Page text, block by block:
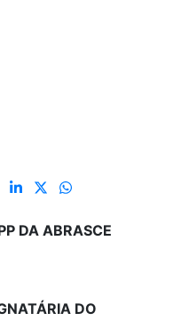
DA ABRASCE
DO